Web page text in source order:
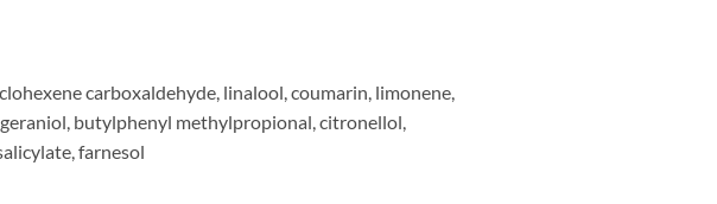
carboxaldehyde, linalool, coumarin, limonene,
butylphenyl methylpropional, citronellol,
farnesol